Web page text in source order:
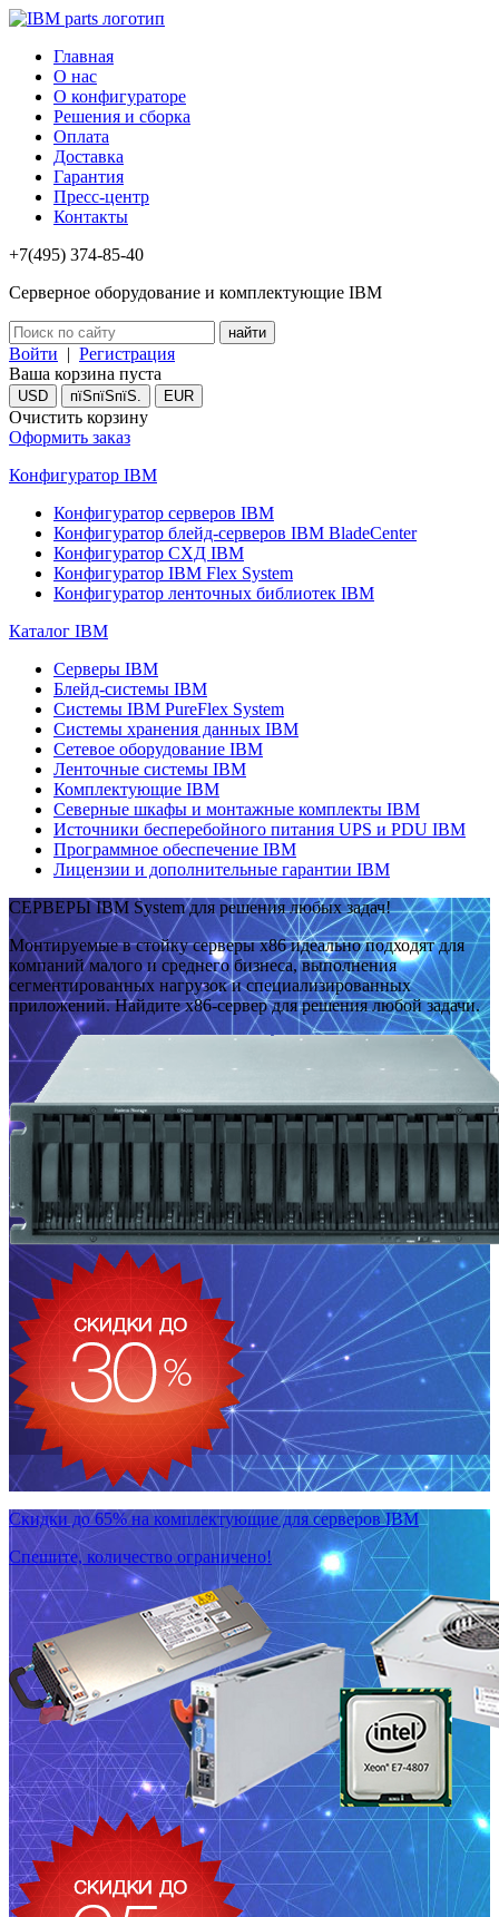
Главная
О нас
О конфигураторе
Решения и сборка
Оплата
Доставка
Гарантия
Пресс-центр
Контакты
+7(495) 374-85-40
Серверное оборудование и комплектующие IBM
Войти | Регистрация
Ваша корзина пуста
USD пїЅпїЅпїЅ. EUR
Очистить корзину
Оформить заказ
Конфигуратор IBM
Конфигуратор серверов IBM
Конфигуратор блейд-серверов IBM BladeCenter
Конфигуратор СХД IBM
Конфигуратор IBM Flex System
Конфигуратор ленточных библиотек IBM
Каталог IBM
Серверы IBM
Блейд-системы IBM
Системы IBM PureFlex System
Системы хранения данных IBM
Сетевое оборудование IBM
Ленточные системы IBM
Комплектующие IBM
Северные шкафы и монтажные комплекты IBM
Источники бесперебойного питания UPS и PDU IBM
Программное обеспечение IBM
Лицензии и дополнительные гарантии IBM
СЕРВЕРЫ IBM System для решения любых задач!
Монтируемые в стойку серверы x86 идеально подходят для
компаний малого и среднего бизнеса, выполнения
сегментированных нагрузок и специализированных
приложений. Найдите x86-сервер для решения любой задачи.
Скидки до 65% на комплектующие для серверов IBM
Спешите, количество ограничено!